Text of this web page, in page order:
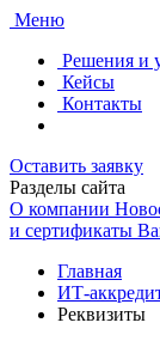
Меню
Решения и
Кейсы
Контакты
Оставить заявку
Разделы сайта
О компании
и сертификаты
Главная
ИТ-
Реквизиты